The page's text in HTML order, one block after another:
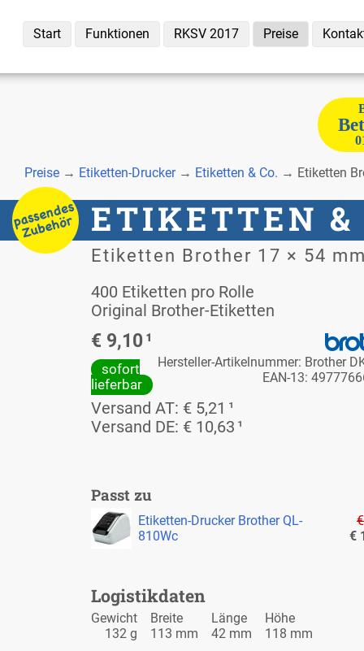
Start Funk­tio­nen RKSV 2017 Prei­se
Prei­se → Eti­ket­ten-Dru­cker→ Eti­ket­ten & Co. → Eti­ket­ten
ETI­KET­TEN &
Eti­ket­ten Bro­ther 17 × 54
400 Eti­ket­ten pro Rol­le
Ori­gi­nal Bro­ther-Eti­ket­ten
Her­stel­ler-Ar­ti­kel­num­mer: Bro­ther
EAN-13:
€ 9,10¹
so­fort
lie­fer­bar
Ver­sand AT: € 5,21 ¹
Ver­sand DE: € 10,63 ¹
Passt zu
Eti­ket­ten-Dru­cker Bro­ther QL-
810Wc
€
Lo­gis­tik­da­ten
Ge­wicht Brei­te Län­ge
Hö­he
132 g
113 mm 42 mm 118 mm